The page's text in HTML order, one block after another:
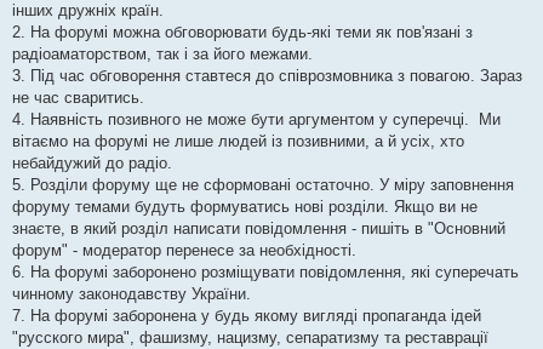
д
о
л
е
н
я
інших дружніх країн.
2. На форумі можна обговорювати будь-які теми як пов'язані з
радіоаматорством, так і за його межами.
3. Під час обговорення ставтеся до співрозмовника з повагою. Зараз
не час сваритись.
4. Наявність позивного не може бути аргументом у суперечці. Ми
вітаємо на форумі не лише людей із позивними, а й усіх, хто
небайдужий до радіо.
5. Розділи форуму ще не сформовані остаточно. У міру заповнення
форуму темами будуть формуватись нові розділи. Якщо ви не
знаєте, в який розділ написати повідомлення - пишіть в "Основний
форум" - модератор перенесе за необхідності.
6. На форумі заборонено розміщувати повідомлення, які суперечать
чинному законодавству України.
7. На форумі заборонена у будь якому вигляді пропаганда ідей
"русского мира", фашизму, нацизму, сепаратизму та реставрації